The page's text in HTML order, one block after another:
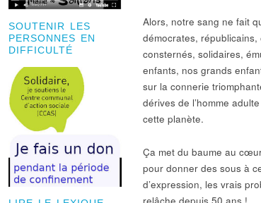
SOUTENIR LES
PERSONNES EN
DIFFICULTÉ
Alors, notre sang ne fait
démocrates,
consternés, solidaires,
enfants, nos grands
sur la connerie
dérives de l’homme
cette planète.
Ça met du baume au
pour donner des sous à
d’expression, les vrais
relâche depuis 50 ans !